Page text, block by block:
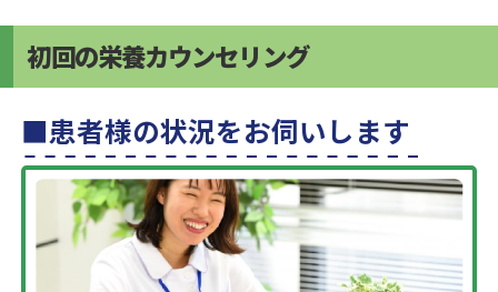
初回の栄養カウンセリング
患者様の状況をお伺いします